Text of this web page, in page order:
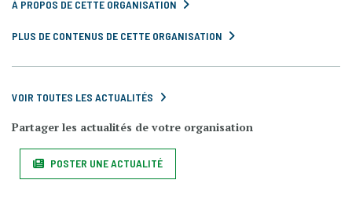
À PROPOS DE CETTE ORGANISATION
PLUS DE CONTENUS DE CETTE ORGANISATION
VOIR TOUTES LES ACTUALITÉS
Partager les actualités de votre organisation
POSTER UNE ACTUALITÉ